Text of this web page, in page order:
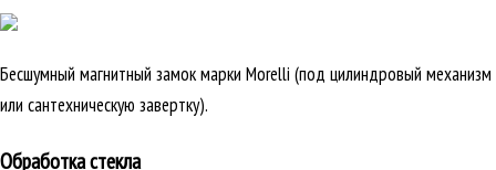
Бесшумный магнитный замок марки Morelli (под цилиндровый механизм
или сантехническую завертку).
Обработка стекла